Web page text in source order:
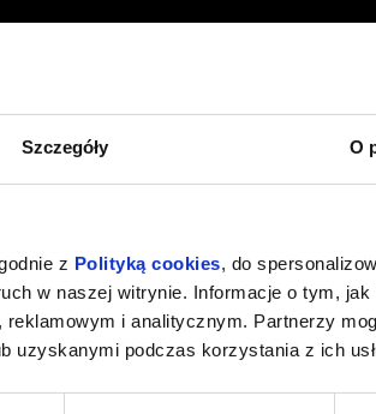
Szczegóły O
z Polityką cookies, do
w naszej witrynie. Informacje o tym,
i analitycznym. Partnerzy
uzyskanymi podczas korzystania z ich